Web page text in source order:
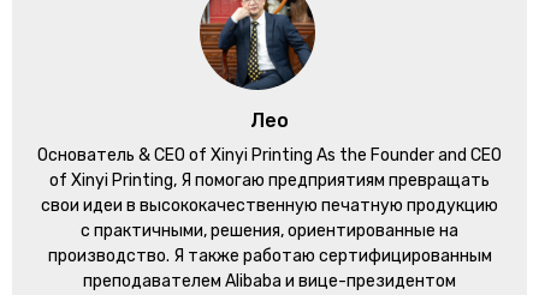
Лео
Основатель &CEO of Xinyi Printing As the Founder and CEO
of Xinyi Printing, Я помогаю предприятиям превращать
свои идеи в высококачественную печатную продукцию
с практичными, решения, ориентированные на
производство. Я также работаю сертифицированным
преподавателем Alibaba и вице-президентом